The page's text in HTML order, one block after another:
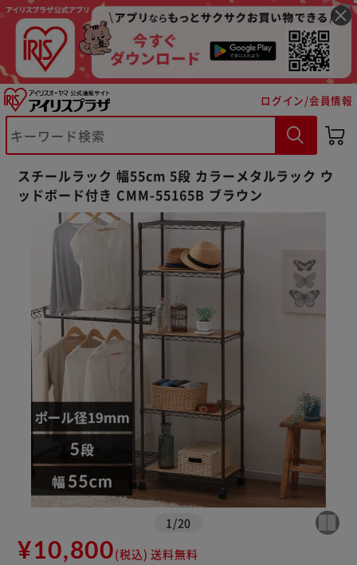
ログイン/会員情報
スチールラック 幅55cm 5段 カラーメタルラック ウ
ッドボード付き CMM-55165B ブラウン
1 /20
¥10,800(税込) 送料無料
※ご確認ください